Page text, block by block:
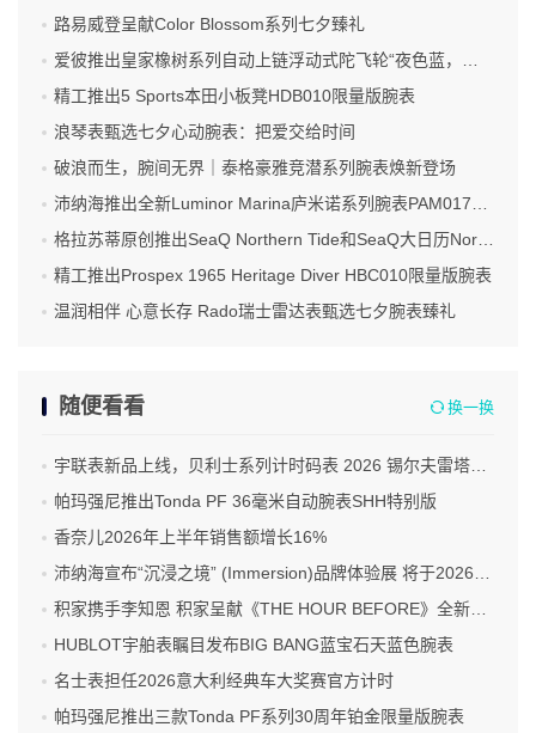
路易威登呈献Color Blossom系列七夕臻礼
爱彼推出皇家橡树系列自动上链浮动式陀飞轮“夜色蓝，云50”陶瓷腕表
精工推出5 Sports本田小板凳HDB010限量版腕表
浪琴表甄选七夕心动腕表：把爱交给时间
破浪而生，腕间无界｜泰格豪雅竞潜系列腕表焕新登场
沛纳海推出全新Luminor Marina庐米诺系列腕表PAM01707 标志性设计融合高科技材质
格拉苏蒂原创推出SeaQ Northern Tide和SeaQ大日历Northern Tide限量版腕表
精工推出Prospex 1965 Heritage Diver HBC010限量版腕表
温润相伴 心意长存 Rado瑞士雷达表甄选七夕腕表臻礼
随便看看 换一换
宇联表新品上线，贝利士系列计时码表 2026 锡尔夫雷塔经典拉力赛限量版
帕玛强尼推出Tonda PF 36毫米自动腕表SHH特别版
香奈儿2026年上半年销售额增长16%
沛纳海宣布“沉浸之境” (Immersion)品牌体验展 将于2026年9月10日 于佛罗伦萨揭幕
积家携手李知恩 积家呈献《THE HOUR BEFORE》全新篇章 正式宣布李知恩 (IU) 成为全球代言人
HUBLOT宇舶表瞩目发布BIG BANG蓝宝石天蓝色腕表
名士表担任2026意大利经典车大奖赛官方计时
帕玛强尼推出三款Tonda PF系列30周年铂金限量版腕表